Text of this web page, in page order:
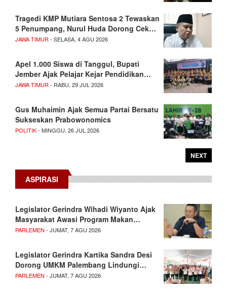
Tragedi KMP Mutiara Sentosa 2 Tewaskan
5 Penumpang, Nurul Huda Dorong Cek…
JAWA TIMUR - SELASA, 4 AGU 2026
Apel 1.000 Siswa di Tanggul, Bupati
Jember Ajak Pelajar Kejar Pendidikan…
JAWA TIMUR - RABU, 29 JUL 2026
Gus Muhaimin Ajak Semua Partai Bersatu
Sukseskan Prabowonomics
POLITIK- MINGGU, 26 JUL 2026
NEXT
ASPIRASI
Legislator Gerindra Wihadi Wiyanto Ajak
Masyarakat Awasi Program Makan…
PARLEMEN - JUMAT, 7 AGU 2026
Legislator Gerindra Kartika Sandra Desi
Dorong UMKM Palembang Lindungi…
PARLEMEN - JUMAT, 7 AGU 2026